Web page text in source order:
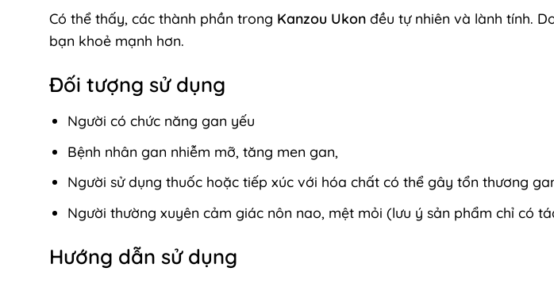
Có thể thấy, các thành phần trong Kanzou Ukon đều tự nhiên và lành tính.
bạn khoẻ mạnh hơn.
Đối tượng sử dụng
Người có chức năng gan yếu
Bệnh nhân gan nhiễm mỡ, tăng men gan,
Người sử dụng thuốc hoặc tiếp xúc với hóa chất có thể gây tổn thương
Người thường xuyên cảm giác nôn nao, mệt mỏi (lưu ý sản phẩm chỉ có
Hướng dẫn sử dụng